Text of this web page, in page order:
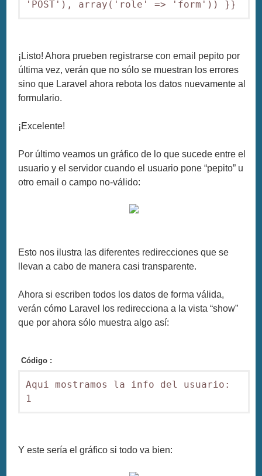
¡Listo! Ahora prueben registrarse con email pepito por
última vez, verán que no sólo se muestran los errores
sino que Laravel ahora rebota los datos nuevamente al
formulario.
¡Excelente!
Por último veamos un gráfico de lo que sucede entre el
usuario y el servidor cuando el usuario pone “pepito” u
otro email o campo no-válido:
Esto nos ilustra las diferentes redirecciones que se
llevan a cabo de manera casi transparente.
Ahora si escriben todos los datos de forma válida,
verán cómo Laravel los redirecciona a la vista “show”
que por ahora sólo muestra algo así:
Código :
Aqui mostramos la info del usuario:
1
Y este sería el gráfico si todo va bien: